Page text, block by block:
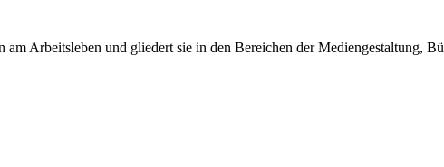
Arbeitsleben und gliedert sie in den Bereichen der Mediengestaltung,